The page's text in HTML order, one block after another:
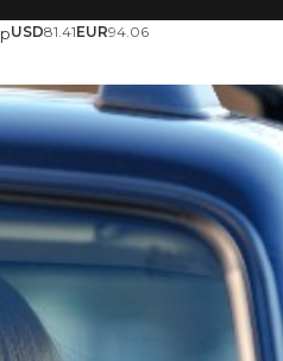
USD81.41EUR94.06